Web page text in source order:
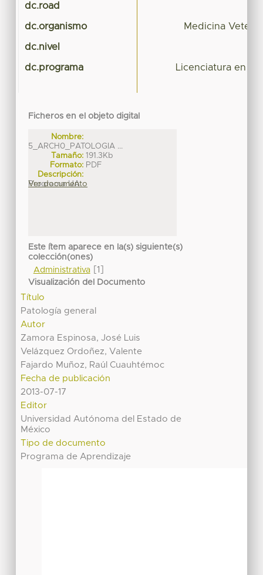
dc.road
dc.organismo Medicina
dc.nivel
dc.programa Licenciatura en
Ficheros en el objeto digital
Nombre:
5_ARCH0_PATOLOGIA ...
Tamaño: 191.3Kb
Formato: PDF
Descripción:
Programa UA
Ver documento
Este ítem aparece en la(s) siguiente(s)
colección(ones)
Administrativa[1]
Visualización del Documento
Título
Patología general
Autor
Zamora Espinosa, José Luis
Velázquez Ordoñez, Valente
Fajardo Muñoz, Raúl Cuauhtémoc
Fecha de publicación
2013-07-17
Editor
Universidad Autónoma del Estado de
México
Tipo de documento
Programa de Aprendizaje